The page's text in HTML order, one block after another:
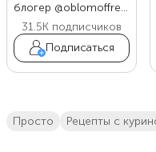
блогер @oblomoffrecipe
31.5K подписчиков
Подписаться
просто рецепты с